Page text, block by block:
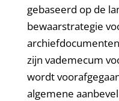
gebaseerd op de
bewaarstrategie
zijn vademecum
wordt
algemene